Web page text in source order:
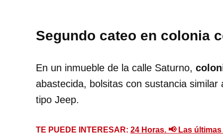
Segundo cateo en colonia
En un inmueble de la calle Saturno,
abastecida, bolsitas con sustancia
tipo Jeep.
TE PUEDE INTERESAR: 24 Horas. 📢 Las